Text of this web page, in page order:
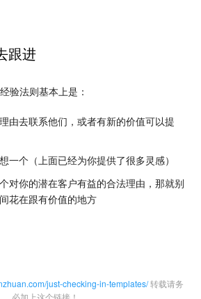
跟进
验法则基本上是：
由去联系他们，或者有新的价值可以提
一个（上面已经为你提供了很多灵感）
对你的潜在客户有益的合法理由，那就别
花在跟有价值的地方
just-checking-in-templates/转载请务